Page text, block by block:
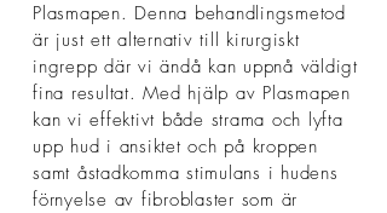
Plasmapen. Denna behandlingsmetod
är just ett alternativ till kirurgiskt
ingrepp där vi ändå kan uppnå väldigt
fina resultat. Med hjälp av Plasmapen
kan vi effektivt både strama och lyfta
upp hud i ansiktet och på kroppen
samt åstadkomma stimulans i hudens
förnyelse av fibroblaster som är